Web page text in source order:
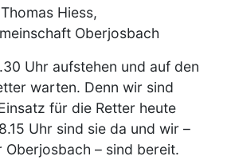
Hiess,
Oberjosbach
Uhr aufstehen und auf den
warten. Denn wir sind
für die Retter heute
Uhr sind sie da und wir –
– sind bereit.